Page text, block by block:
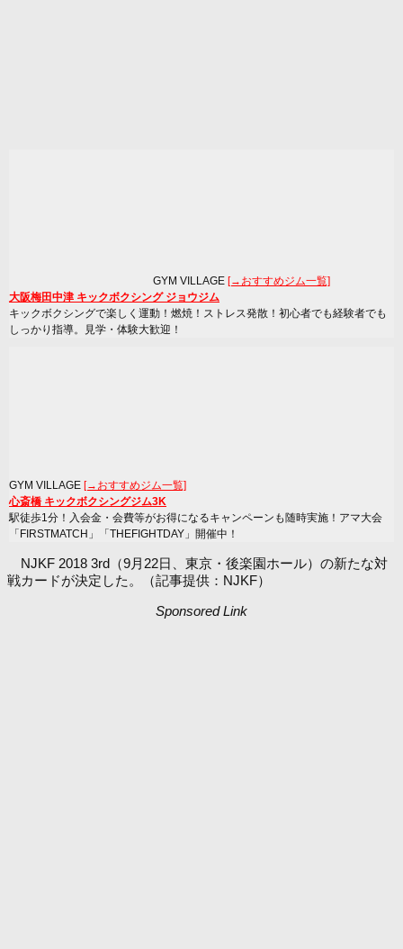
GYM VILLAGE [→おすすめジム一覧]
大阪梅田中津 キックボクシング ジョウジム
キックボクシングで楽しく運動！燃焼！ストレス発散！初心者でも経験者でも
しっかり指導。見学・体験大歓迎！
GYM VILLAGE [→おすすめジム一覧]
心斎橋 キックボクシングジム3K
駅徒歩1分！入会金・会費等がお得になるキャンペーンも随時実施！アマ大会
「FIRSTMATCH」「THEFIGHTDAY」開催中！
NJKF 2018 3rd（9月22日、東京・後楽園ホール）の新たな対
戦カードが決定した。（記事提供：NJKF）
Sponsored Link